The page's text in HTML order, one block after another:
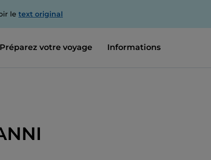
le text original
Préparez votre voyage Informations